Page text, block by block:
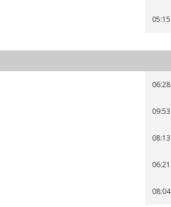
05:15
06:28
09:53
08:13
06:21
08:04